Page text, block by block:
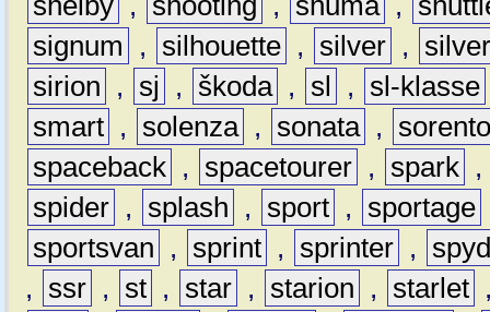
signum
, silhouette , silver ,
sirion
, sj , škoda , sl , sl-klasse
smart , solenza , sonata ,
spaceback , spacetourer , spark ,
spider , splash , sport , sportage
sportsvan
, sprint , sprinter ,
,
ssr , st , star , starion , starlet